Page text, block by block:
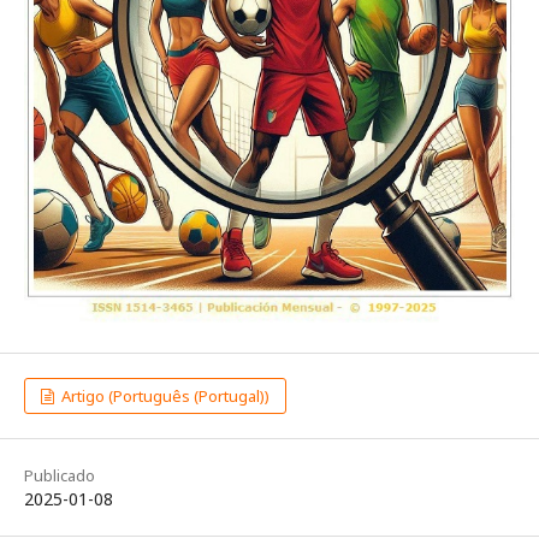
Artigo (Português (Portugal))
Publicado
2025-01-08